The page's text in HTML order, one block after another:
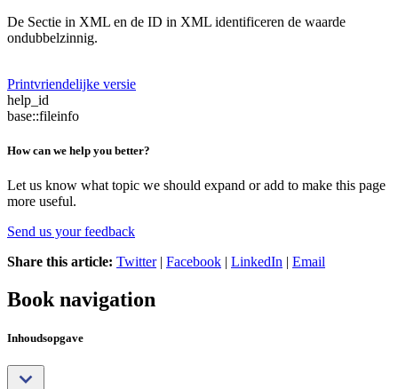
De Sectie in XML en de ID in XML identificeren de waarde
ondubbelzinnig.
Printvriendelijke versie
help_id
base::fileinfo
How can we help you better?
Let us know what topic we should expand or add to make this page
more useful.
Send us your feedback
Share this article: Twitter| Facebook | LinkedIn | Email
Book navigation
Inhoudsopgave